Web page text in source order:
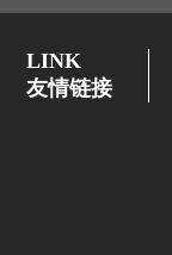
LINK
友情链接